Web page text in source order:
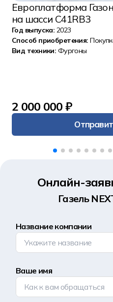
Европлатформа
на шасси С41RB3
Год выпуска: 2023
Способ приобретения:
Вид техники: Фургоны
2 000 000 ₽
Онлайн-
Газель
Название компании
Ваше имя